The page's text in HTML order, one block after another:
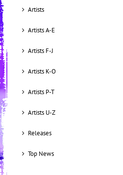
Artists
Artists A-E
Artists F-J
Artists K-O
Artists P-T
Artists U-Z
Releases
Top News